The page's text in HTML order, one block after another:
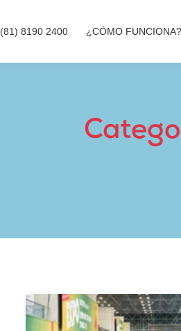
(81) 8190 2400 ¿CÓMO FUNCIONA?